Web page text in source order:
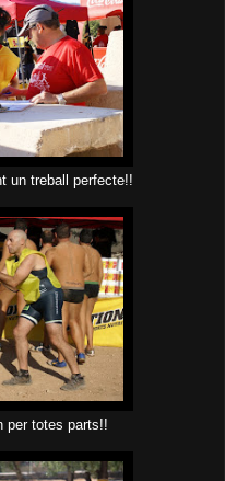
un treball perfecte!!
per totes parts!!